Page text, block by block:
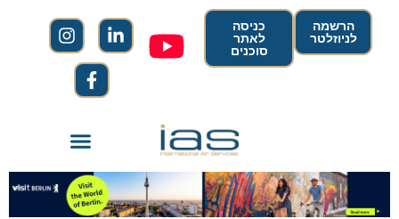
הרשמה
לניוזלטר
כניסה
לאתר
סוכנים